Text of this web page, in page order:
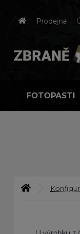
Prodejna
FOTOPASTI